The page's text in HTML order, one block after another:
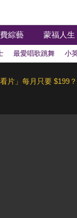
綜藝 蒙福人生
最愛唱歌跳舞 小
看片」每月只要 $199？